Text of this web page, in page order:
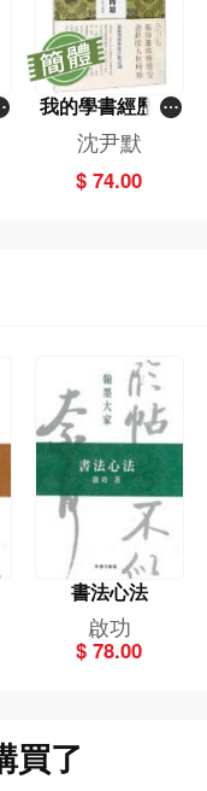
我的學書經歷和
書法群眾化問題
沈尹默
$ 74.00
書法心法
啟功
$ 78.00
買了